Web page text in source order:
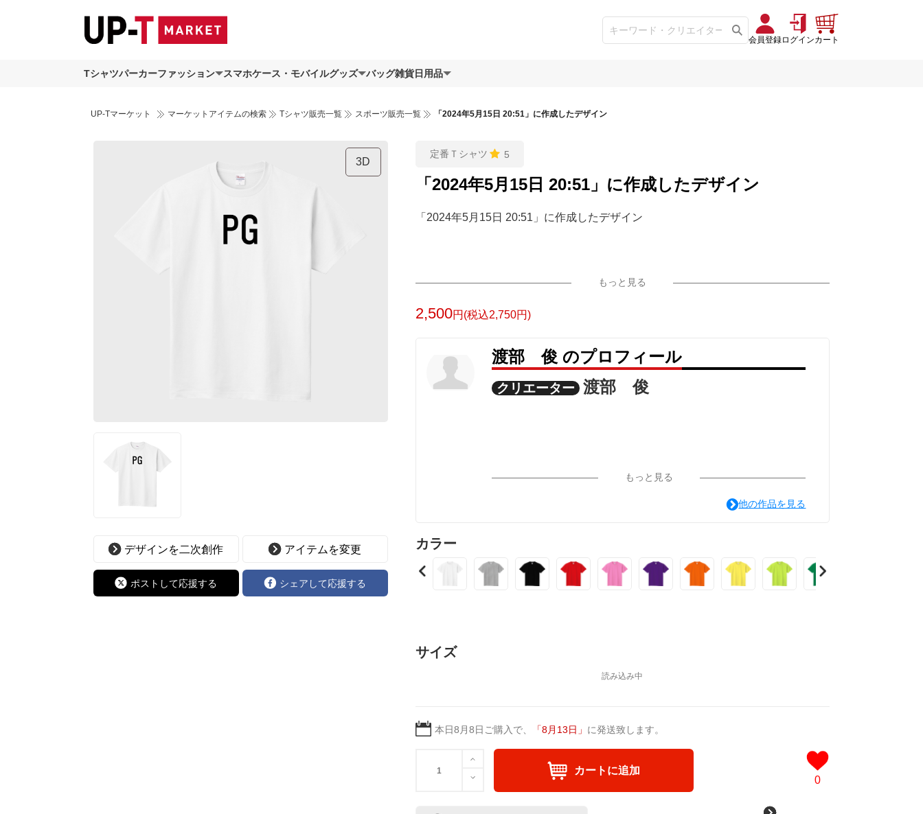
会員登録ログインカート
Tシャツパーカーファッション スマホケース・モバイルグッズ バッグ雑貨日用品
UP-Tマーケット マーケットアイテムの検索 Tシャツ販売一覧 スポーツ販売一覧 「2024年5月15日 20:51」に作成したデザイン
3D
デザインを二次創作 アイテムを変更
ポストして応援する シェアして応援する
定番Ｔシャツ 5
「2024年5月15日 20:51」に作成したデザイン
「2024年5月15日 20:51」に作成したデザイン
もっと見る
2,500円(税込2,750円)
渡部 俊 のプロフィール
クリエーター 渡部 俊
もっと見る
他の作品を見る
カラー
サイズ
本日8月8日 ご購入で、 「8月13日 」 に発送致します。
カートに追加
0